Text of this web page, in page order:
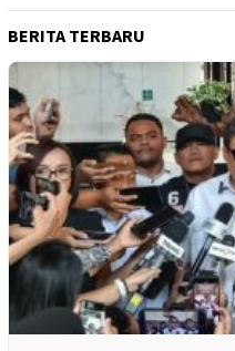
BERITA TERBARU